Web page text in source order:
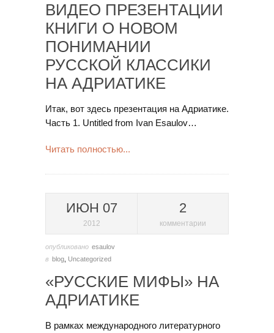
ВИДЕО ПРЕЗЕНТАЦИИ
КНИГИ О НОВОМ
ПОНИМАНИИ
РУССКОЙ КЛАССИКИ
НА АДРИАТИКЕ
Итак, вот здесь презентация на Адриатике.
Часть 1. Untitled from Ivan Esaulov…
Читать полностью...
ИЮН 07
2012
2
комментарии
опубликовано esaulov
в blog Uncategorized
«РУССКИЕ МИФЫ» НА
АДРИАТИКЕ
В рамках международного литературного